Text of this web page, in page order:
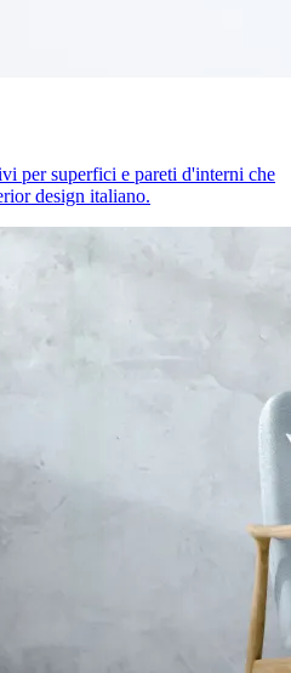
per superfici e pareti d'interni che
design italiano.